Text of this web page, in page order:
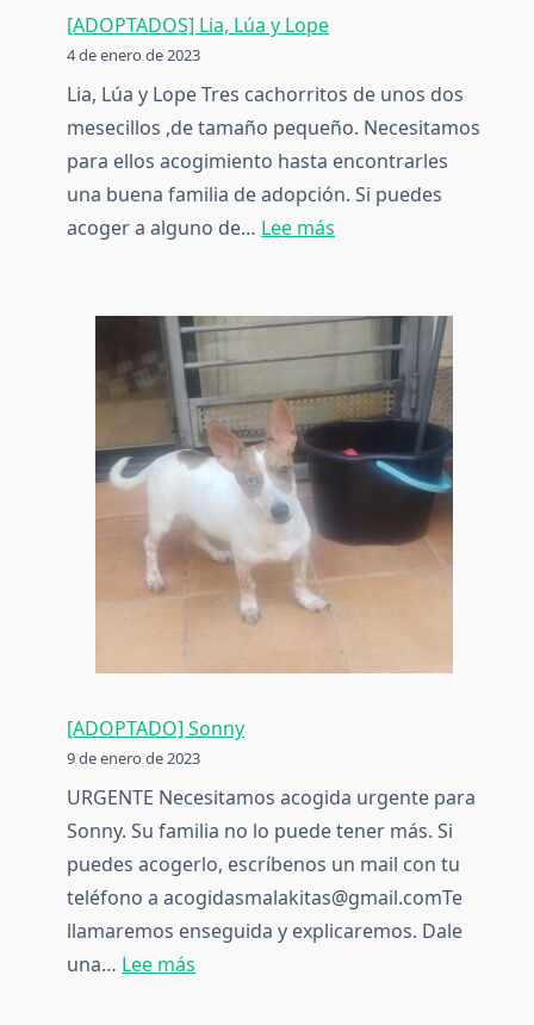
[ADOPTADOS] Lia, Lúa y Lope
4 de enero de 2023
Lia, Lúa y Lope Tres cachorritos de unos dos
mesecillos ,de tamaño pequeño. Necesitamos
para ellos acogimiento hasta encontrarles
una buena familia de adopción. Si puedes
acoger a alguno de… Lee más
Lúa
y
Lope
[ADOPTADO] Sonny
9 de enero de 2023
URGENTE Necesitamos acogida urgente para
Sonny. Su familia no lo puede tener más. Si
puedes acogerlo, escríbenos un mail con tu
teléfono a acogidasmalakitas@gmail.comTe
llamaremos enseguida y explicaremos. Dale
una… Lee más